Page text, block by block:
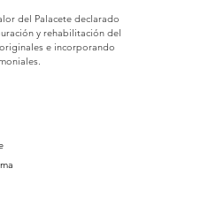
del Palacete declarado
y rehabilitación del
e incorporando